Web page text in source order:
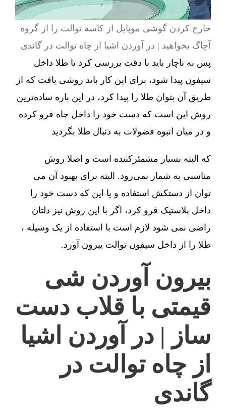
خارج کردن گوشی موبایل از کاسه توالت را از گروه
آچاگ بخواهید | در آوردن اشیا از چاه توالت در گاندی
پس به ناچار باید با دقت بررسی کرد تا طلا داخل
سیفون پیدا شود، برای این کار باید روشی یافت که از
طریق آن بتوان طلا را پیدا کرد، در این باره ساده‌ترین
روش این است که دست خود را داخل چاه فرو کرده
و در میان انبوه فضولات به دنبال طلا بگردید
که البته بسیار مشمئزکننده است و اصلا روش
مناسبی به شمار نمی‌رود. البته برای بهبود آن می
توان از دستکش استفاده و یا این که دست خود را
داخل پلاستیک فرو کرد، اگر با این روش نیز دلتان
راضی نمی شود لازم است با استفاده از یک وسیله ،
طلا را از داخل سیفون توالت بیرون آورد.
بیرون آوردن شی
قیمتی با قلاب دست
ساز | در آوردن اشیا
از چاه توالت در
گاندی